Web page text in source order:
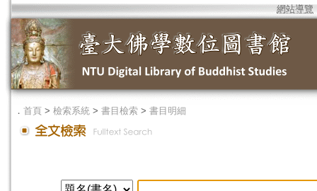
網站導覽
． 首頁 > 檢索系統 > 書目檢索 > 書目明細